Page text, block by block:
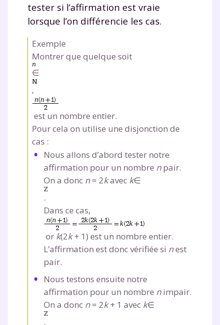
tester si l’affirmation est vraie
lorsque l’on différencie les cas.
Exemple
Montrer que quelque soit
∈
,
est un nombre entier.
Pour cela on utilise une disjonction de
cas :
Nous allons d’abord tester notre
affirmation pour un nombre npair.
On a donc n = 2kavec k∈
.
Dans ce cas,
or k(2k+ 1) est un nombre entier.
L’affirmation est donc vérifiée si nest
pair.
Nous testons ensuite notre
affirmation pour un nombre nimpair.
On a donc n = 2k+ 1 avec k∈
.